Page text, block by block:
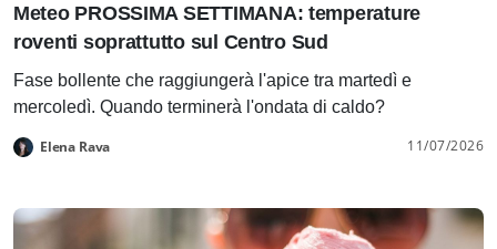
Meteo PROSSIMA SETTIMANA: temperature
roventi soprattutto sul Centro Sud
Fase bollente che raggiungerà l'apice tra martedì e
mercoledì. Quando terminerà l'ondata di caldo?
Elena Rava 11/07/2026